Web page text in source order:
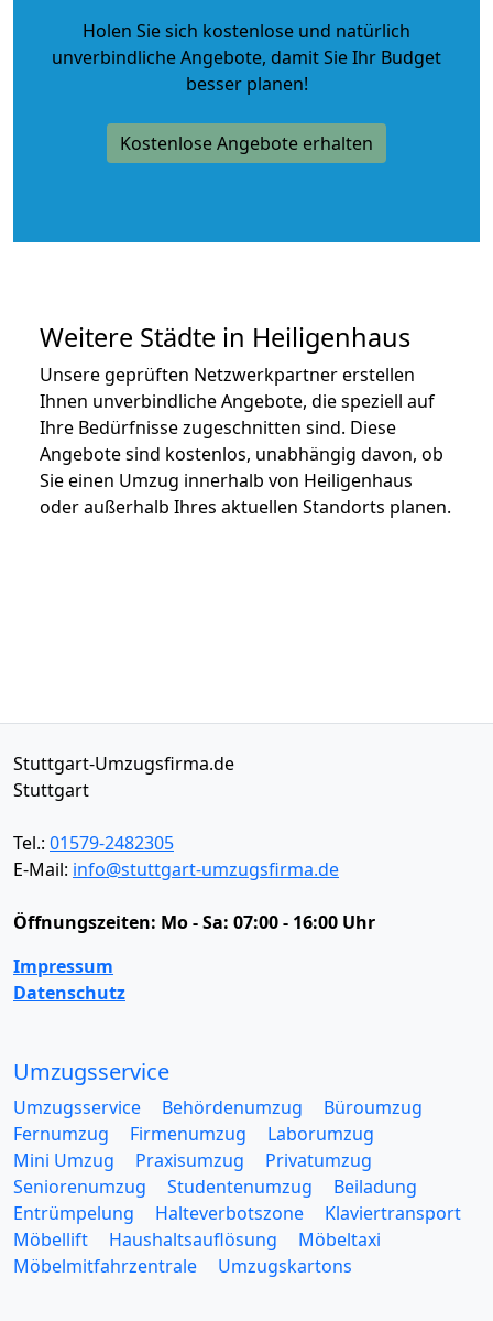
Holen Sie sich kostenlose und natürlich
unverbindliche Angebote, damit Sie Ihr Budget
besser planen!
Kostenlose Angebote erhalten
Weitere Städte in Heiligenhaus
Unsere geprüften Netzwerkpartner erstellen
Ihnen unverbindliche Angebote, die speziell auf
Ihre Bedürfnisse zugeschnitten sind. Diese
Angebote sind kostenlos, unabhängig davon, ob
Sie einen Umzug innerhalb von Heiligenhaus
oder außerhalb Ihres aktuellen Standorts planen.
Stuttgart-Umzugsfirma.de
Stuttgart
Tel.: 01579-2482305
E-Mail: info@stuttgart-umzugsfirma.de
Öffnungszeiten: Mo - Sa: 07:00 - 16:00 Uhr
Impressum
Datenschutz
Umzugsservice
Umzugsservice Behördenumzug
Büroumzug
Fernumzug
Firmenumzug
Laborumzug
Mini Umzug
Praxisumzug
Privatumzug
Seniorenumzug
Studentenumzug
Beiladung
Entrümpelung
Halteverbotszone
Klaviertransport
Möbellift
Haushaltsauflösung
Möbeltaxi
Möbelmitfahrzentrale
Umzugskartons